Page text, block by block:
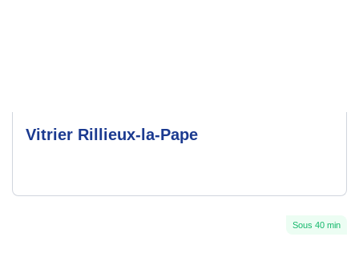
Vitrier Rillieux-la-Pape
Sous 40 min